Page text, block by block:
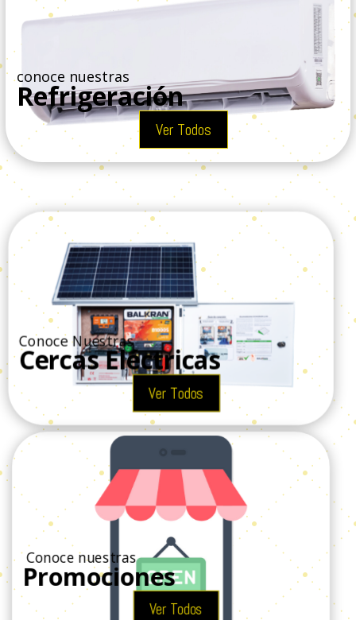
conoce nuestras
Refrigeración
Ver Todos
Conoce Nuestras
Cercas Eléctricas
Ver Todos
Conoce nuestras
Promociones
Ver Todos